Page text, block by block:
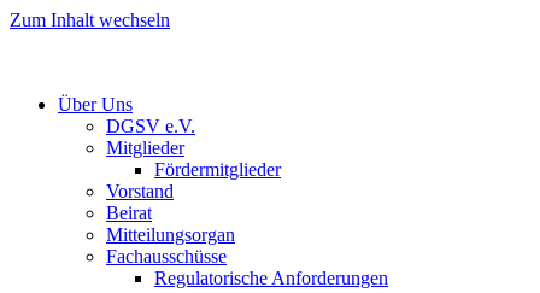
Zum Inhalt wechseln
Über Uns
DGSV e.V.
Mitglieder
Fördermitglieder
Vorstand
Beirat
Mitteilungsorgan
Fachausschüsse
Regulatorische Anforderungen